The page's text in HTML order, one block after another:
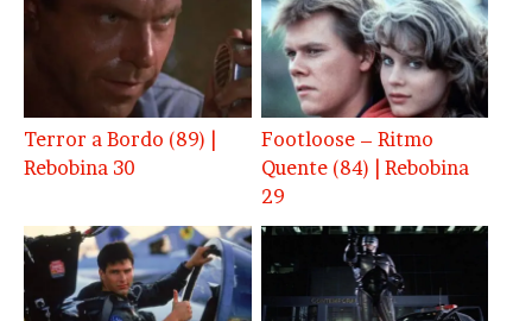
Terror a Bordo (89) |
Rebobina 30
Footloose – Ritmo
Quente (84) | Rebobina
29